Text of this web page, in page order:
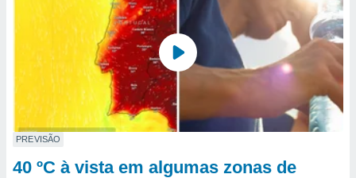
PREVISÃO
40 ºC à vista em algumas zonas de